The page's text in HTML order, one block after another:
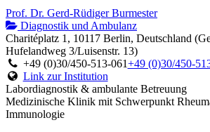
Prof. Dr. Gerd-Rüdiger Burmester
Diagnostik und Ambulanz
Charitéplatz 1, 10117 Berlin, Deutschland
Hufelandweg 3/Luisenstr. 13)
+49 (0)30/450-513-061+49 (0)30/450-
Link zur Institution
Labordiagnostik & ambulante Betreuung
Medizinische Klinik mit Schwerpunkt
Immunologie